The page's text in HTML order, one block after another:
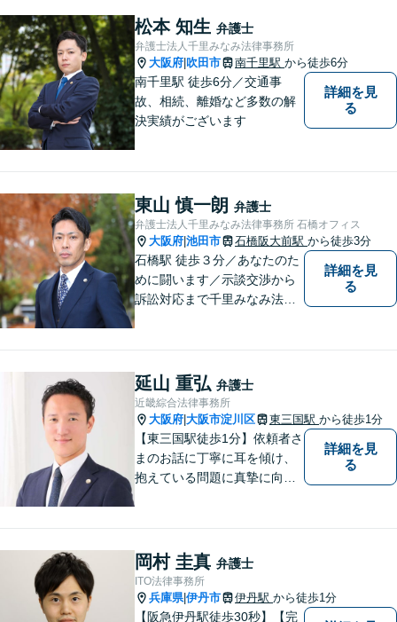
松本 知生 弁護士
弁護士法人千里みなみ法律事務所
大阪府 吹田市 南千里駅 から徒歩6分
南千里駅 徒歩6分／交通事
故、相続、離婚など多数の解
決実績がございます
詳細を見
る
東山 慎一朗 弁護士
弁護士法人千里みなみ法律事務所 石橋オフィス
大阪府 池田市 石橋阪大前駅 から徒歩3分
石橋駅 徒歩３分／あなたのた
めに闘います／示談交渉から
訴訟対応まで千里みなみ法律
詳細を見
る
延山 重弘 弁護士
近畿綜合法律事務所
大阪府 大阪市淀川区 東三国駅 から徒歩1分
【東三国駅徒歩1分】依頼者さ
まのお話に丁寧に耳を傾け、
抱えている問題に真摯に向き
します。まずはお気軽にご相
談にいらしてください。【休
日夜間相談可】
詳細を見
る
岡村 圭真 弁護士
ITO法律事務所
兵庫県|伊丹市 伊丹駅 から徒歩1分
【阪急伊丹駅徒歩30秒】【完